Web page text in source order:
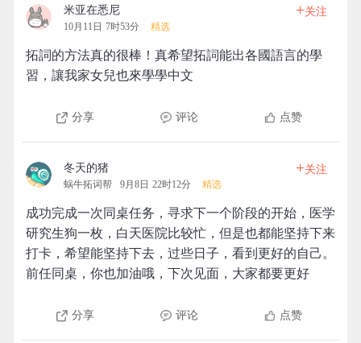
米亚在悉尼
10月11日 7时53分 精选
+关注
拓詞的方法真的很棒！真希望拓詞能出各國語言的學
習，讓我家女兒也來學學中文
分享 评论 点赞
冬天的猪
蜗牛拓词帮 9月8日 22时12分 精选
+关注
成功完成一次同桌任务，寻求下一个阶段的开始，医学
研究生狗一枚，白天医院比较忙，但是也都能坚持下来
打卡，希望能坚持下去，过些日子，看到更好的自己。
前任同桌，你也加油哦，下次见面，大家都要更好
分享 评论 点赞